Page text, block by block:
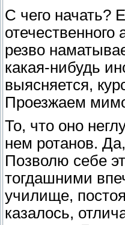
С чего начать?
резво
какая-нибудь
выясняется,
Проезжаем
То, что оно
нем ротанов.
Позволю себе
тогдашними
училище,
казалось,